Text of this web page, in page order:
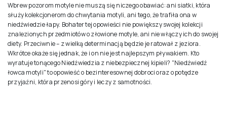
Wbrew pozorom motyle nie muszą się niczego obawiać: ani siatki, która
służy kolekcjonerom do chwytania motyli, ani tego, że trafiła ona w
niedźwiedzie łapy. Bohater tej opowieści nie powiększy swojej kolekcji
znalezionych przedmiotów o złowione motyle, ani nie włączy ich do swojej
diety. Przeciwnie – z wielką determinacją będzie je ratował z jeziora.
Wkrótce okaże się jednak, że i on nie jest najlepszym pływakiem. Kto
wyratuje tonącego Niedźwiedzia z niebezpiecznej kipieli? "Niedźwiedź
łowca motyli" to opowieść o bezinteresownej dobroci oraz o potędze
przyjaźni, która przenosi góry i leczy z samotności.